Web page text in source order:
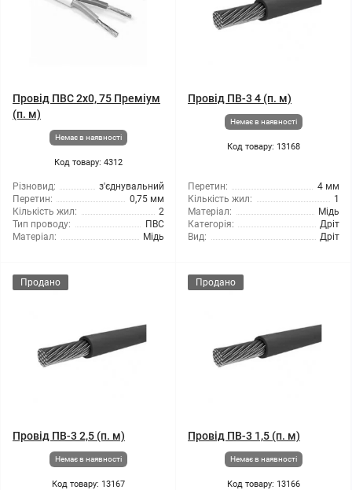
Провід ПВС 2x0, 75 Преміум
(п. м)
Немає в наявності
Код товару: 4312
Різновид:
з'єднувальний
Перетин:
0,75 мм
Кількість жил:
2
Тип проводу:
ПВС
Матеріал:
Мідь
Провід ПВ-3 4 (п. м)
Немає в наявності
Код товару: 13168
Перетин:
4 мм
Кількість жил:
1
Матеріал:
Мідь
Категорія:
Дріт
Вид:
Дріт
Продано
Провід ПВ-3 2,5 (п. м)
Немає в наявності
Код товару: 13167
Продано
Провід ПВ-3 1,5 (п. м)
Немає в наявності
Код товару: 13166